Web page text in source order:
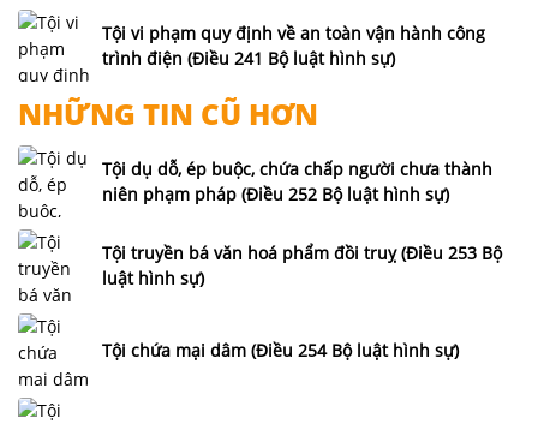
Tội vi phạm quy định về an toàn vận hành công
trình điện (Điều 241 Bộ luật hình sự)
NHỮNG TIN CŨ HƠN
Tội dụ dỗ, ép buộc, chứa chấp người chưa thành
niên phạm pháp (Điều 252 Bộ luật hình sự)
Tội truyền bá văn hoá phẩm đồi truỵ (Điều 253 Bộ
luật hình sự)
Tội chứa mại dâm (Điều 254 Bộ luật hình sự)